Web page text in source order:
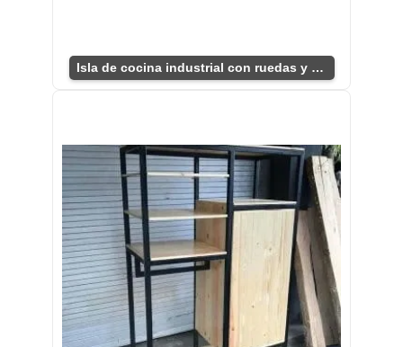
Isla de cocina industrial con ruedas y estantes